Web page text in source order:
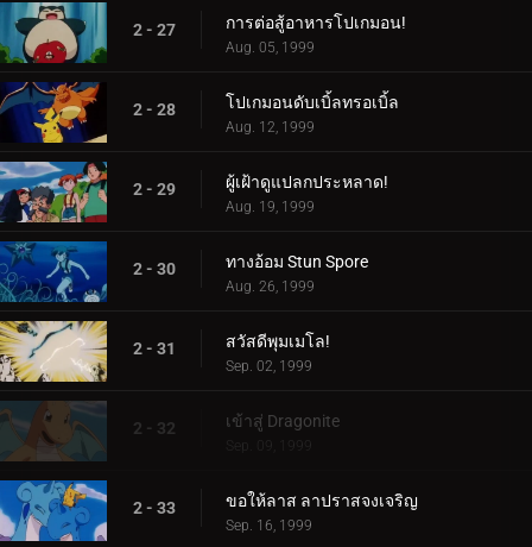
2 - 27 การต่อสู้อาหารโปเกมอน!
Aug. 05, 1999
2 - 28 โปเกมอนดับเบิ้ลทรอเบิ้ล
Aug. 12, 1999
2 - 29 ผู้เฝ้าดูแปลกประหลาด!
Aug. 19, 1999
2 - 30 ทางอ้อม Stun Spore
Aug. 26, 1999
2 - 31 สวัสดีพุมเมโล!
Sep. 02, 1999
2 - 32 เข้าสู่ Dragonite
Sep. 09, 1999
2 - 33 ขอให้ลาส ลาปราสจงเจริญ
Sep. 16, 1999